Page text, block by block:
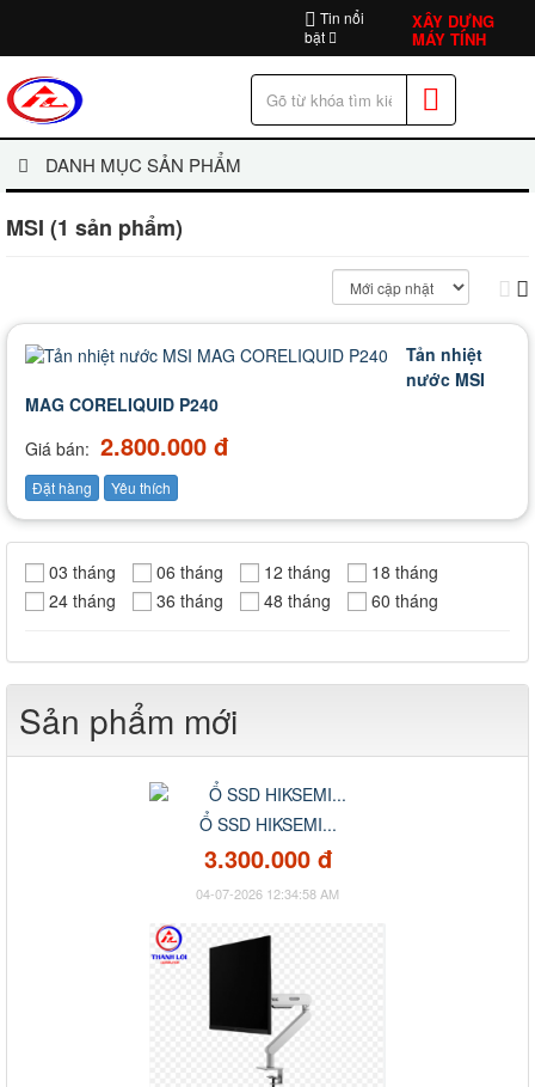
Tin nổi
bật
XÂY DỰNG
MÁY TÍNH
DANH MỤC SẢN PHẨM
MSI (1 sản phẩm)
Tản nhiệt
nước MSI
MAG CORELIQUID P240
Giá bán: 2.800.000 đ
Đặt hàng Yêu thích
03 tháng 06 tháng 12 tháng
18 tháng
24 tháng
36 tháng 48 tháng 60 tháng
Sản phẩm mới
Ổ SSD HIKSEMI...
3.300.000 đ
04-07-2026 12:34:58 AM